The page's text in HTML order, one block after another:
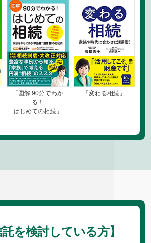
「図解 90分でわか
る！
はじめての相続」
「変わる相続」
託を検討している方】